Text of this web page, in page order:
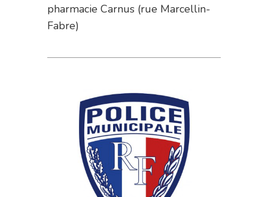
pharmacie Carnus (rue Marcellin-
Fabre)